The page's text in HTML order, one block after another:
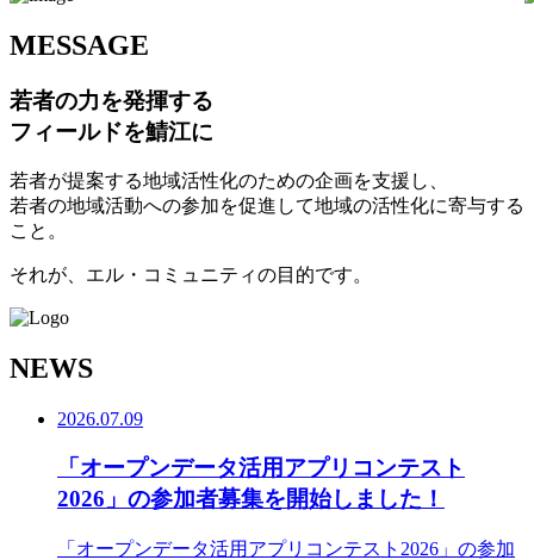
MESSAGE
若者の力を発揮する
フィールドを鯖江に
若者が提案する地域活性化のための企画を支援し、
若者の地域活動への参加を促進して地域の活性化に寄与する
こと。
それが、エル・コミュニティの目的です。
NEWS
2026.07.09
「オープンデータ活用アプリコンテスト
2026」の参加者募集を開始しました！
「オープンデータ活用アプリコンテスト2026」の参加